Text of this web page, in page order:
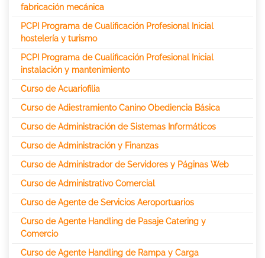
fabricación mecánica
PCPI Programa de Cualificación Profesional Inicial
hostelería y turismo
PCPI Programa de Cualificación Profesional Inicial
instalación y mantenimiento
Curso de Acuariofilia
Curso de Adiestramiento Canino Obediencia Básica
Curso de Administración de Sistemas Informáticos
Curso de Administración y Finanzas
Curso de Administrador de Servidores y Páginas Web
Curso de Administrativo Comercial
Curso de Agente de Servicios Aeroportuarios
Curso de Agente Handling de Pasaje Catering y
Comercio
Curso de Agente Handling de Rampa y Carga